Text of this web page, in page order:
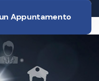
Appuntamento